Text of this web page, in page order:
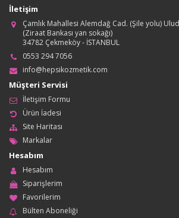
İletişim
Çamlık Mahallesi Alemdağ Cad. (Şile yolu)
(Ziraat Bankası yan sokağı)
34782 Çekmeköy - İSTANBUL
0553 294 7056
info@hepsikozmetik.com
Müşteri Servisi
İletişim Formu
Ürün İadesi
Site Haritası
Markalar
Hesabım
Hesabım
Siparişlerim
Favorilerim
Bülten Aboneliği